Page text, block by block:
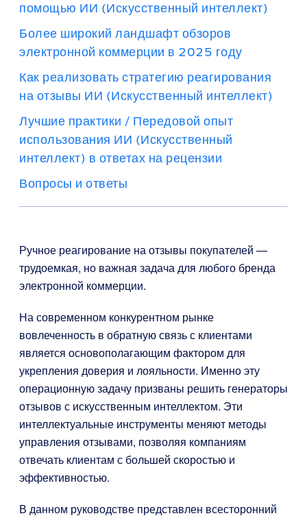
помощью ИИ (Искусственный интеллект)
Более широкий ландшафт обзоров
электронной коммерции в 2025 году
Как реализовать стратегию реагирования
на отзывы ИИ (Искусственный интеллект)
Лучшие практики / Передовой опыт
использования ИИ (Искусственный
интеллект) в ответах на рецензии
Вопросы и ответы
Ручное реагирование на отзывы покупателей —
трудоемкая, но важная задача для любого бренда
электронной коммерции.
На современном конкурентном рынке
вовлеченность в обратную связь с клиентами
является основополагающим фактором для
укрепления доверия и лояльности. Именно эту
операционную задачу призваны решить генераторы
отзывов с искусственным интеллектом. Эти
интеллектуальные инструменты меняют методы
управления отзывами, позволяя компаниям
отвечать клиентам с большей скоростью и
эффективностью.
В данном руководстве представлен всесторонний